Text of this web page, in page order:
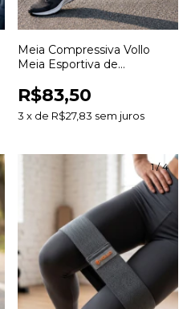
Meia Compressiva Vollo
Meia Esportiva de
Ciclismo Treinos e
Recuperação Muscular
R$83,50
3 x de R$27,83 sem juros
1/4